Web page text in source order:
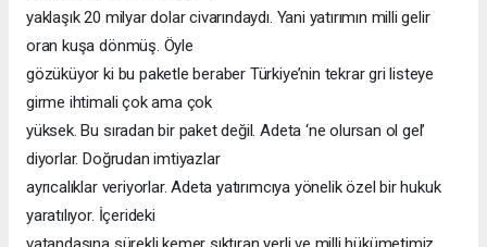
yaklaşık 20 milyar dolar civarındaydı. Yani yatırımın milli gelir
oran kuşa dönmüş. Öyle
gözüküyor ki bu paketle beraber Türkiye’nin tekrar gri listeye
girme ihtimali çok ama çok
yüksek. Bu sıradan bir paket değil. Adeta ‘ne olursan ol gel’
diyorlar. Doğrudan imtiyazlar
ayrıcalıklar veriyorlar. Adeta yatırımcıya yönelik özel bir hukuk
yaratılıyor. İçerideki